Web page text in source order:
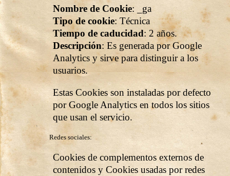
Nombre de Cookie: _ga
Tipo de cookie: Técnica
Tiempo de caducidad: 2 años.
Descripción: Es generada por Google
Analytics y sirve para distinguir a los
usuarios.
Estas Cookies son instaladas por defecto
por Google Analytics en todos los sitios
que usan el servicio.
Redes sociales:
Cookies de complementos externos de
contenidos y Cookies usadas por redes